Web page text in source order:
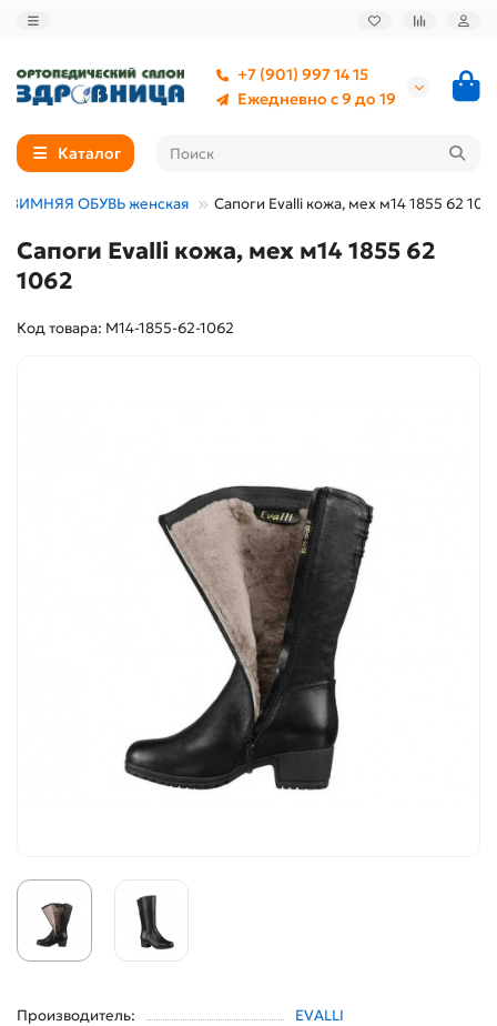
+7 (901) 997 14 15
Ежедневно с 9 до 19
Каталог
ЗИМНЯЯ ОБУВЬ женская Сапоги Evalli кожа, мех м14 1855 62
Сапоги Evalli кожа, мех м14 1855 62
1062
Код товара: М14-1855-62-1062
Производитель: EVALLI